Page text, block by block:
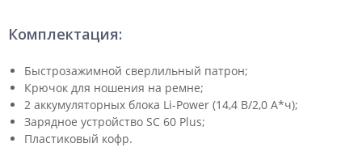
Комплектация:
Быстрозажимной сверлильный патрон;
Крючок для ношения на ремне;
2 аккумуляторных блока Li-Power (14,4 В/2,0 А*ч);
Зарядное устройство SC 60 Plus;
Пластиковый кофр.